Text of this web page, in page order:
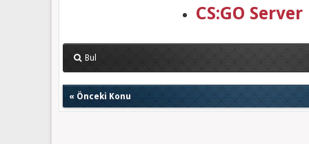
CS:GO
Bul
« Önceki Konu